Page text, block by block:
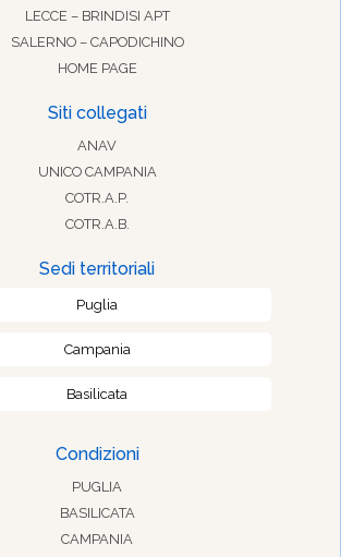
LECCE – BRINDISI APT
SALERNO – CAPODICHINO
HOME PAGE
Siti collegati
ANAV
UNICO CAMPANIA
COTR.A.P.
COTR.A.B.
Sedi territoriali
Puglia
Campania
Basilicata
Condizioni
PUGLIA
BASILICATA
CAMPANIA